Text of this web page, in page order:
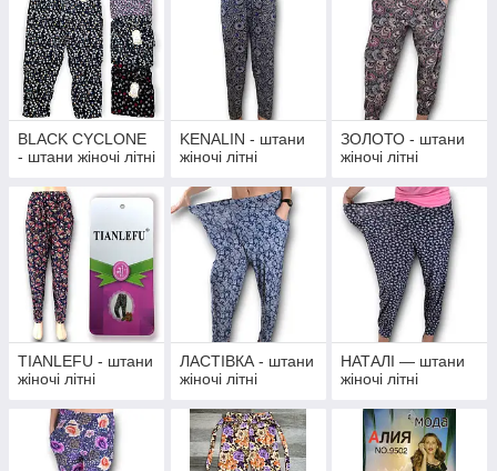
BLACK CYCLONE
- штани жіночі літні
KENALIN - штани
жіночі літні
ЗОЛОТО - штани
жіночі літні
TIANLEFU - штани
жіночі літні
ЛАСТІВКА - штани
жіночі літні
НАТАЛІ — штани
жіночі літні